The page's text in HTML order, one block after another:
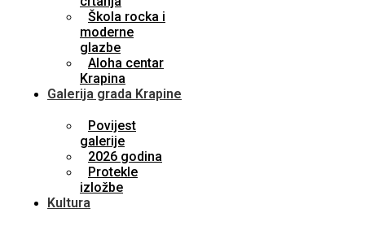
Škola rocka i
moderne
glazbe
Aloha centar
Krapina
Galerija grada Krapine
Povijest
galerije
2026 godina
Protekle
izložbe
Kultura